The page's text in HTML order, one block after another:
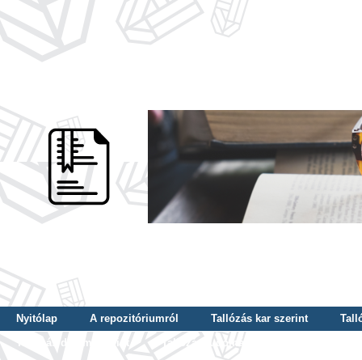
Nyitólap A repozitóriumról Tallózás kar szerint
Tallózás dátum szerint
Tallózás tudományterület szerint